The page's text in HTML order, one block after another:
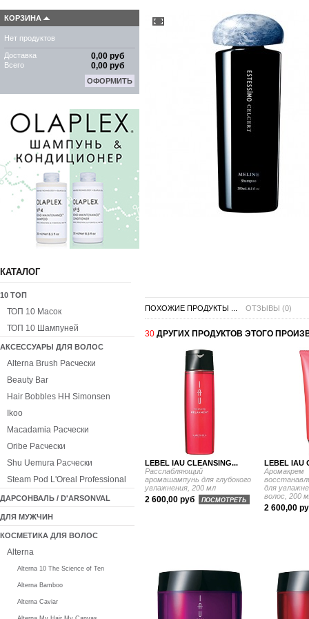
ПОХОЖИЕ ПРОДУКТЫ ... ОТЗЫВЫ (0)
30 ДРУГИХ ПРОДУКТОВ ЭТОГО
LEBEL IAU CLEANSING...
Расслабляющий
аромашампунь для глубокого
увлажнения, 200 мл
2 600,00 руб ПОСМОТРЕТЬ
LEBEL IAU
Аромакрем
для
волос, 200
2 600,00
КОРЗИНА
Нет продуктов
Доставка 0,00 руб
Всего 0,00 руб
ОФОРМИТЬ
КАТАЛОГ
10 ТОП
ТОП 10 Масок
ТОП 10 Шампуней
АКСЕССУАРЫ ДЛЯ ВОЛОС
Alterna Brush Расчески
Beauty Bar
Hair Bobbles HH Simonsen
Ikoo
Macadamia Расчески
Oribe Расчески
Shu Uemura Расчески
Steam Pod L'Oreal Professional
ДАРСОНВАЛЬ / D'ARSONVAL
ДЛЯ МУЖЧИН
КОСМЕТИКА ДЛЯ ВОЛОС
Alterna
Alterna 10 The Science of Ten
Alterna Bamboo
Alterna Caviar